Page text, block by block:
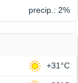
precip.: 2%
+31°C